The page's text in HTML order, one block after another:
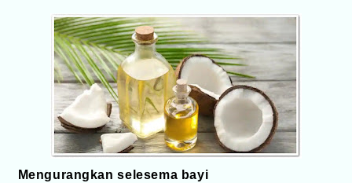
Mengurangkan selesema bayi